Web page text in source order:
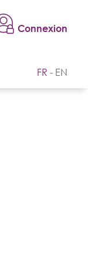
Connexion
FR EN